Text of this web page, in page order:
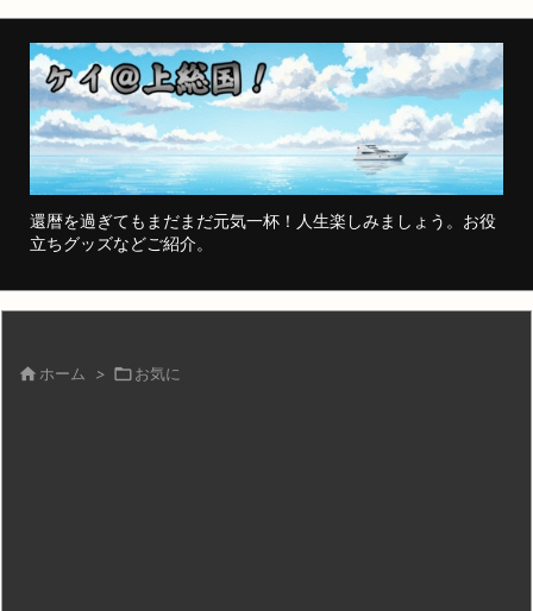
還暦を過ぎてもまだまだ元気一杯！人生楽しみましょう。お役
立ちグッズなどご紹介。
 ホーム > お気に